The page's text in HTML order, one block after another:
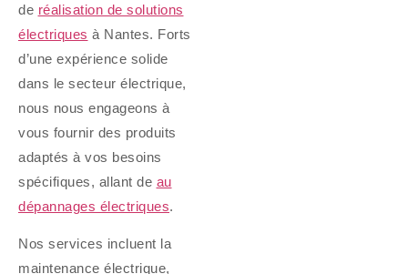
de réalisation de solutions
électriques à Nantes. Forts
d’une expérience solide
dans le secteur électrique,
nous nous engageons à
vous fournir des produits
adaptés à vos besoins
spécifiques, allant de au
dépannages électriques.
Nos services incluent la
maintenance électrique,